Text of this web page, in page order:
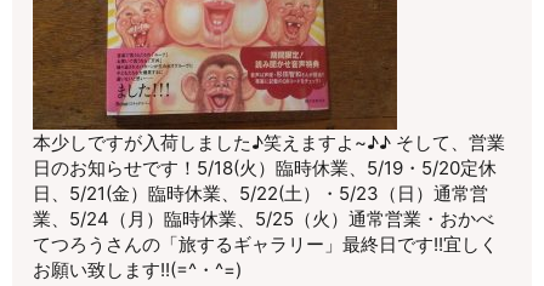
本少しですが入荷しました♪笑えますよ~♪♪ そして、営業
日のお知らせです！5/18(火）臨時休業、5/19・5/20定休
日、5/21(金）臨時休業、5/22(土）・5/23（日）通常営
業、5/24（月）臨時休業、5/25（火）通常営業・おかべ
てつろうさんの「旅するギャラリー」最終日です!!宜しく
お願い致します!!(=^・^=)